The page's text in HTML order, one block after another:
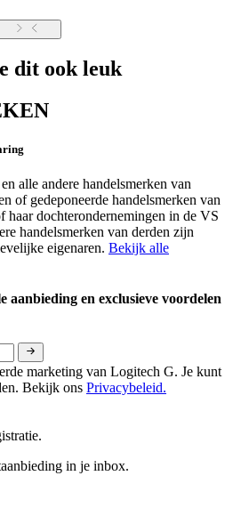
dit ook leuk
alle andere handelsmerken van
of gedeponeerde handelsmerken van
dochterondernemingen in de VS
handelsmerken van derden zijn
eigenaren. Bekijk alle
aanbieding en exclusieve voordelen
marketing van Logitech G. Je kunt
Bekijk ons Privacybeleid.
in je inbox.